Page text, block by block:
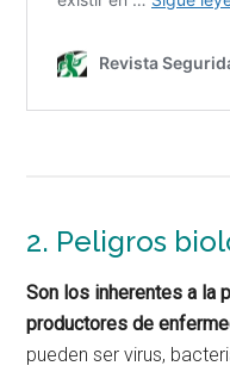
2. Peligros
Son los inherentes a la
productores de
pueden ser virus,